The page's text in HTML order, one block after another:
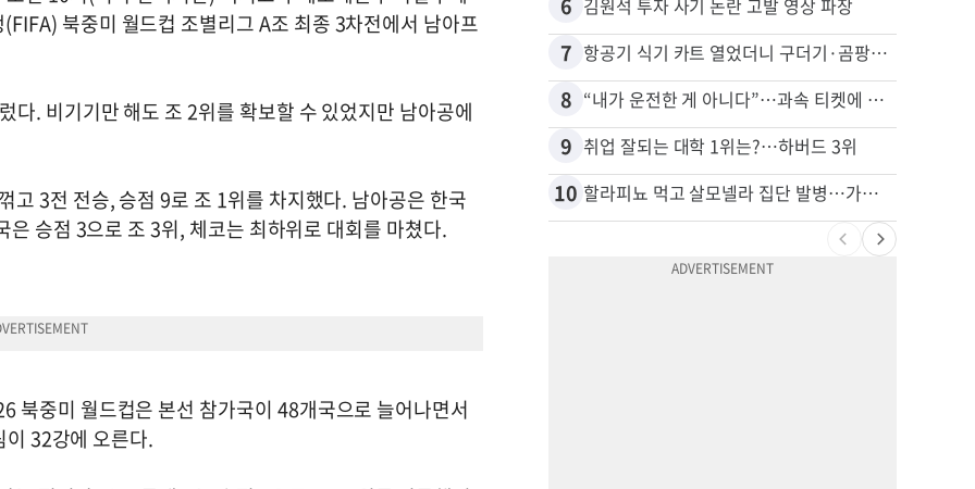
북중미 월드컵 조별리그 A조 최종 3차전에서 남아프
다. 비기기만 해도 조 2위를 확보할 수 있었지만 남아공에
고 3전 전승, 승점 9로 조 1위를 차지했다. 남아공은 한국
승점 3으로 조 3위, 체코는 최하위로 대회를 마쳤다.
북중미 월드컵은 본선 참가국이 48개국으로 늘어나면서
32강에 오른다.
김원석 투자 사기 논란 고발 영상 파장
7 항공기 식기 카트 열었더니 구더기·곰팡이…LAX 기내식 업체 논란
8 “내가 운전한 게 아니다”…과속 티켓에 오토파일럿 탓한 운전자
9 취업 잘되는 대학 1위는?…하버드 3위
10 할라피뇨 먹고 살모넬라 집단 발병…가주 등 27개 주 확산